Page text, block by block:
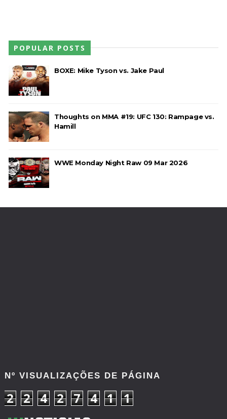
POPULAR POSTS
BOXE: Mike Tyson vs. Jake Paul
Thoughts on MMA #19: UFC 130: Rampage vs.
Hamill
WWE Monday Night Raw 09 Mar 2026
Nº VISUALIZAÇÕES DE PÁGINA
2 2 4 2 7 4 1 1